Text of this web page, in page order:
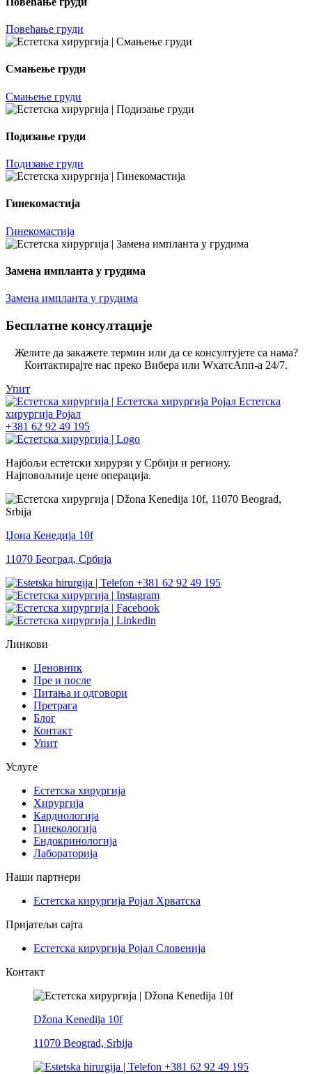
Повећање груди
Смањење груди
Смањење груди
Подизање груди
Подизање груди
Гинекомастија
Гинекомастија
Замена импланта у грудима
Замена импланта у грудима
Бесплатне консултације
Желите да закажете термин или да се консултујете са нама?
Контактирајте нас преко Вибера или WхатсАпп-а 24/7.
Упит
+381 62 92 49 195
Најбољи естетски хирурзи у Србији и региону.
Најповољније цене операција.
Џона Кенедија 10f
11070 Београд, Србија
+381 62 92 49 195
Линкови
Ценовник
Пре и после
Питања и одговори
Претрага
Блог
Контакт
Упит
Услуге
Естетска хирургија
Хирургија
Кардиологија
Гинекологија
Ендокринологија
Лабораторија
Наши партнери
Естетска кирургија Ројал Хрватска
Пријатељи сајта
Естетска кирургија Ројал Словенија
Контакт
Džona Kenedija 10f
11070 Beograd, Srbija
+381 62 92 49 195